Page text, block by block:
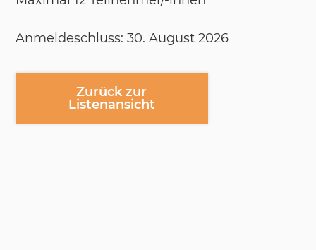
An­mel­de­schluss: 30. Au­gust 2026
Zurück zur
Listenansicht